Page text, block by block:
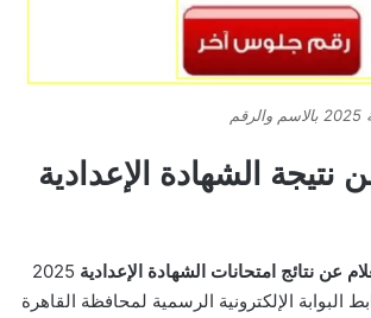
نتيجة الشهادة الإعدادية
عن نتائج امتحانات الشهادة الإعدادية 2025
البوابة الإلكترونية الرسمية لمحافظة القاهرة